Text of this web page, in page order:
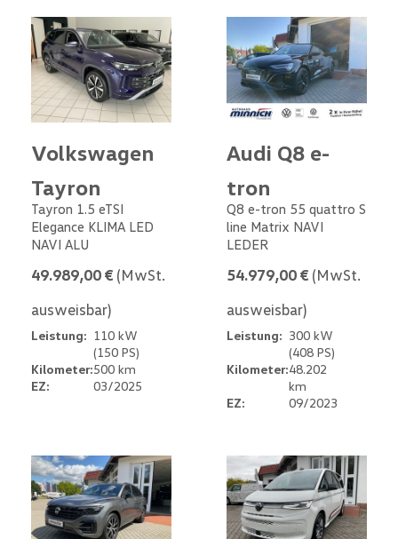
Volkswagen
Tayron
Tayron 1.5 eTSI
Elegance KLIMA LED
NAVI ALU
49.989,00 € (MwSt.
ausweisbar)
Leistung: 110 kW
(150 PS)
Kilometer:500 km
EZ:
03/2025
Audi Q8 e-
tron
Q8 e-tron 55 quattro S
line Matrix NAVI
LEDER
54.979,00 € (MwSt.
ausweisbar)
Leistung: 300 kW
(408 PS)
Kilometer:48.202
km
EZ:
09/2023